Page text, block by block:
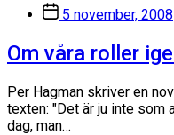
Inläggsdatum
5 november, 2008
Om våra roller
Per Hagman skriver en
texten: "Det är ju inte som
dag, man…